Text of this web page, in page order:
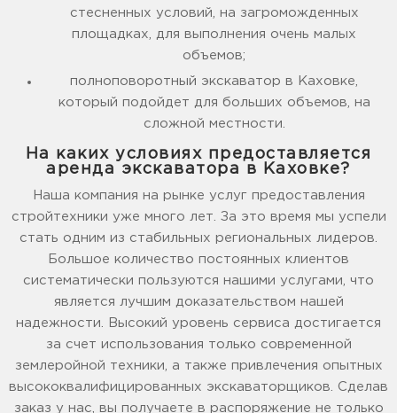
стесненных условий, на загроможденных
площадках, для выполнения очень малых
объемов;
полноповоротный экскаватор в Каховке,
который подойдет для больших объемов, на
сложной местности.
На каких условиях предоставляется
аренда экскаватора в Каховке?
Наша компания на рынке услуг предоставления
стройтехники уже много лет. За это время мы успели
стать одним из стабильных региональных лидеров.
Большое количество постоянных клиентов
систематически пользуются нашими услугами, что
является лучшим доказательством нашей
надежности. Высокий уровень сервиса достигается
за счет использования только современной
землеройной техники, а также привлечения опытных
высококвалифицированных экскаваторщиков. Сделав
заказ у нас, вы получаете в распоряжение не только